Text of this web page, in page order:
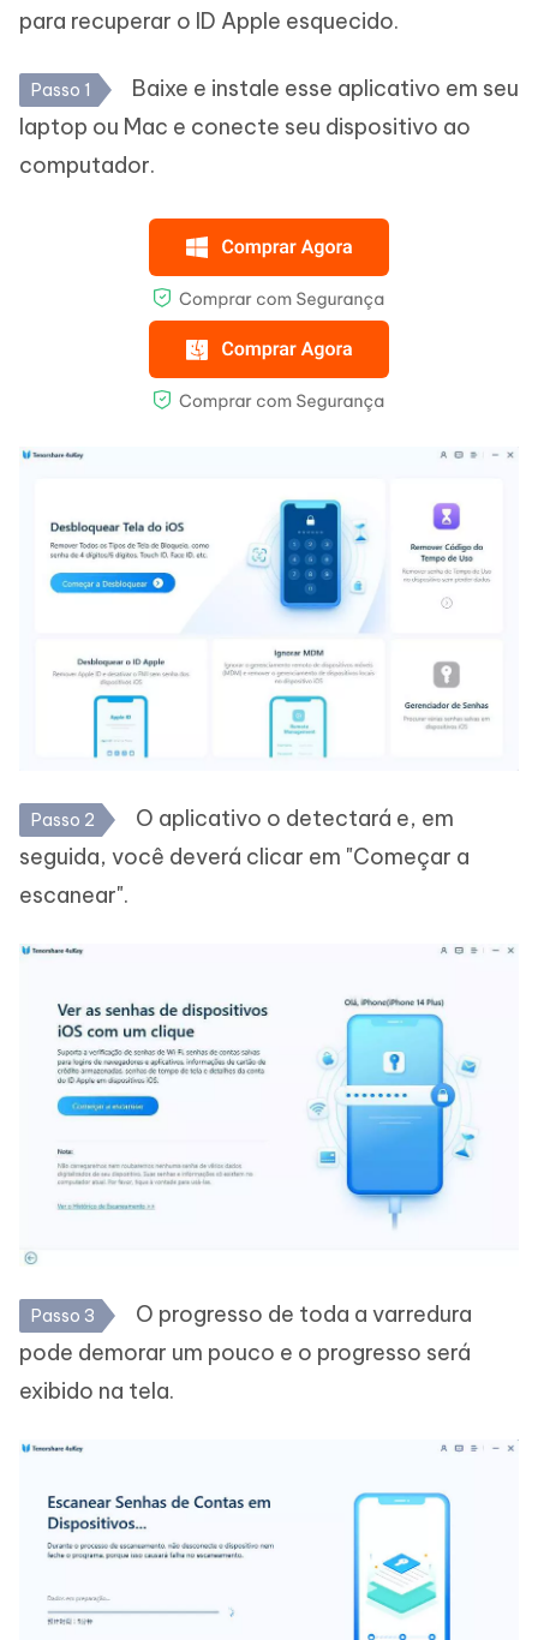
para recuperar o ID Apple esquecido.
Passo 1
Baixe e instale esse aplicativo em seu
laptop ou Mac e conecte seu dispositivo ao
computador.
Passo 2
O aplicativo o detectará e, em
seguida, você deverá clicar em "Começar a
escanear".
Passo 3
O progresso de toda a varredura
pode demorar um pouco e o progresso será
exibido na tela.